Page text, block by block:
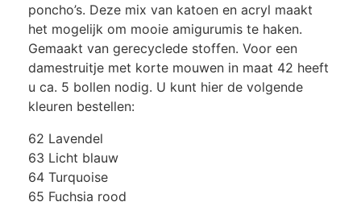
poncho’s. Deze mix van katoen en acryl maakt
het mogelijk om mooie amigurumis te haken.
Gemaakt van gerecyclede stoffen. Voor een
damestruitje met korte mouwen in maat 42 heeft
u ca. 5 bollen nodig. U kunt hier de volgende
kleuren bestellen:
62 Lavendel
63 Licht blauw
64 Turquoise
65 Fuchsia rood